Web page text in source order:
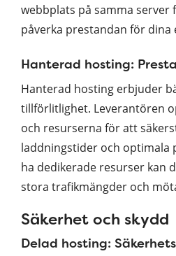
webbplats på samma server
påverka prestandan för dina
Hanterad hosting:
Hanterad hosting erbjuder
tillförlitlighet. Leverantören
och resurserna för att
laddningstider och optimala
ha dedikerade resurser kan
stora trafikmängder och
Säkerhet och skydd
Delad hosting: